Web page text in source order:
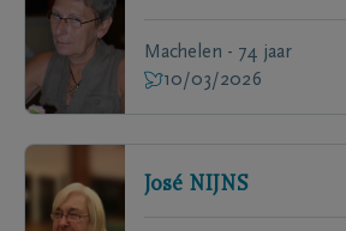
Machelen - 74 jaar
10/03/2026
José NIJNS